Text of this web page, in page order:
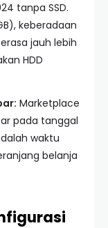
tanpa SSD.
keberadaan
jauh lebih
HDD
Marketplace
pada tanggal
adalah waktu
belanja